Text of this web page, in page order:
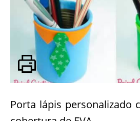
Porta lápis personalizado